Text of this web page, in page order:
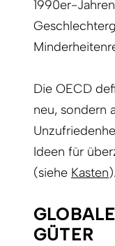
1990er-
Die OECD
neu, sondern
Ideen für
(siehe Kasten).
GÜTER